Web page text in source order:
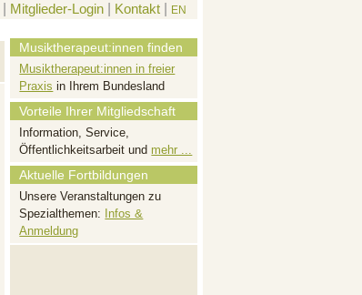
Mitglieder-Login| Kontakt| EN
Musiktherapeut:innen finden
Musiktherapeut:innen in freier
Praxis in Ihrem Bundesland
Vorteile Ihrer Mitgliedschaft
Information, Service,
Öffentlichkeitsarbeit und mehr ...
Aktuelle Fortbildungen
Unsere Veranstaltungen zu
Spezialthemen:
Infos &
Anmeldung